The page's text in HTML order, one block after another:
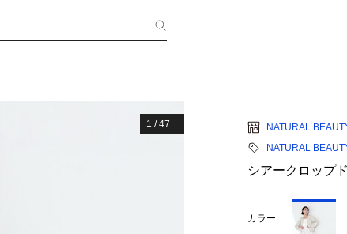
1 /47
NATURAL
NATURAL
シアークロップ
カラー